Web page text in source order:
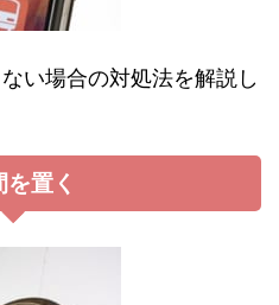
い場合の対処法を解説し
を置く